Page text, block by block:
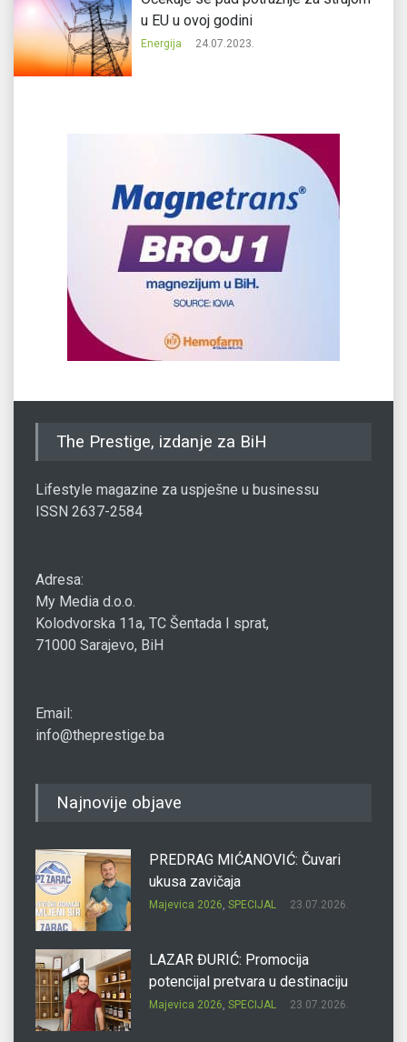
u EU u ovoj godini
Energija 24.07.2023.
The Prestige, izdanje za BiH
Lifestyle magazine za uspješne u businessu
ISSN 2637-2584
Adresa:
My Media d.o.o.
Kolodvorska 11a, TC Šentada I sprat,
71000 Sarajevo, BiH
Email:
info@theprestige.ba
Najnovije objave
PREDRAG MIĆANOVIĆ: Čuvari
ukusa zavičaja
Majevica 2026, SPECIJAL 23.07.2026.
LAZAR ĐURIĆ: Promocija
potencijal pretvara u destinaciju
Majevica 2026, SPECIJAL 23.07.2026.